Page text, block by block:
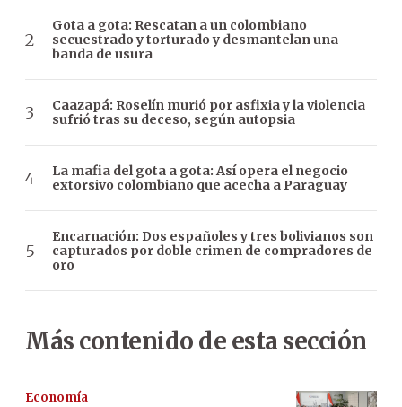
Gota a gota: Rescatan a un colombiano
secuestrado y torturado y desmantelan una
banda de usura
Caazapá: Roselín murió por asfixia y la violencia
sufrió tras su deceso, según autopsia
La mafia del gota a gota: Así opera el negocio
extorsivo colombiano que acecha a Paraguay
Encarnación: Dos españoles y tres bolivianos son
capturados por doble crimen de compradores de
oro
Más contenido de esta sección
Economía